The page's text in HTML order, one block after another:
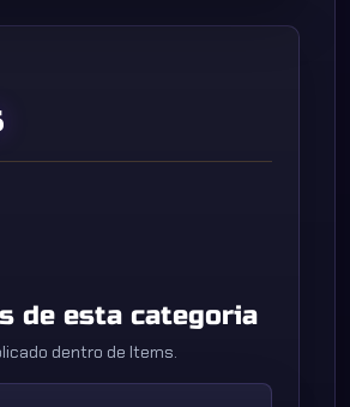
de esta categoria
dentro de Items.